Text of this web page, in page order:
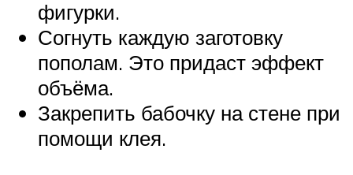
фигурки.
Согнуть каждую заготовку
пополам. Это придаст эффект
объёма.
Закрепить бабочку на стене при
помощи клея.